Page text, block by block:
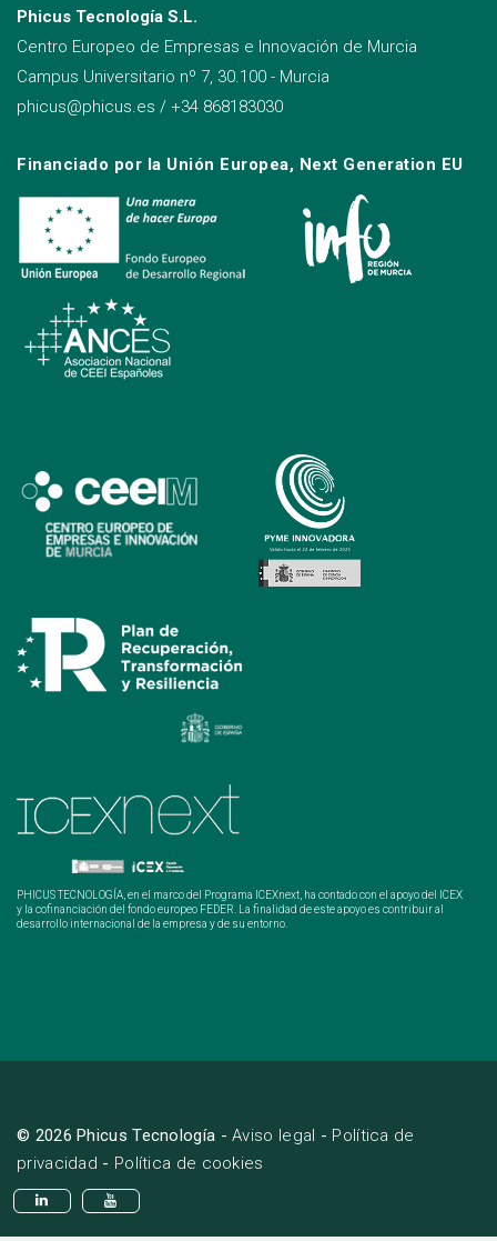
Phicus Tecnología S.L.
Centro Europeo de Empresas e Innovación de Murcia
Campus Universitario nº 7, 30.100 - Murcia
phicus@phicus.es / +34 868183030
Financiado por la Unión Europea, Next Generation EU
PHICUS TECNOLOGÍA, en el marco del Programa ICEXnext, ha contado con el apoyo del ICEX
y la cofinanciación del fondo europeo FEDER. La finalidad de este apoyo es contribuir al
desarrollo internacional de la empresa y de su entorno.
© 2026 Phicus Tecnología -Aviso legal - Política de
privacidad - Política de cookies